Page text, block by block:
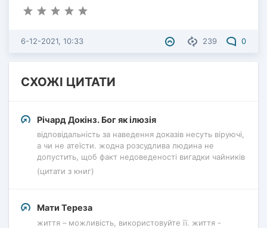
239 0
6-12-2021, 10:33
СХОЖІ ЦИТАТИ
Річард Докінз. Бог як ілюзія
відповідальність за наведення доказів несуть віруючі,
а чи не атеїсти. жодна розсудлива людина не
допустить, щоб факт недоведеності вигадки чайників
(цитати з книг)
Мати Тереза
життя – можливість, використовуйте її. життя -